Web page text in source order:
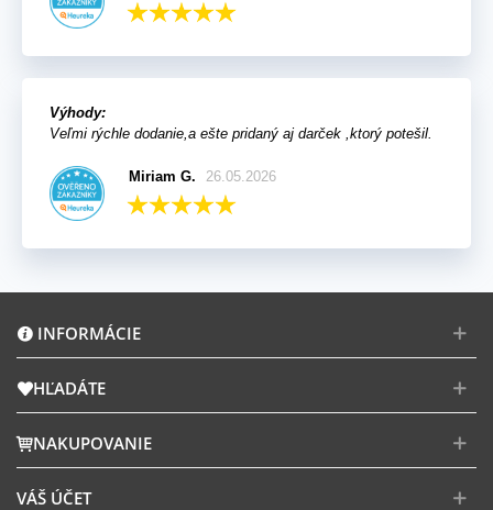
Výhody:
Veľmi rýchle dodanie,a ešte pridaný aj darček ,ktorý potešil.
Miriam G. 26.05.2026
INFORMÁCIE
HĽADÁTE
NAKUPOVANIE
VÁŠ ÚČET